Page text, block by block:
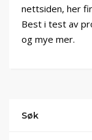
nettsiden, her
Best i test av
og mye mer.
Søk